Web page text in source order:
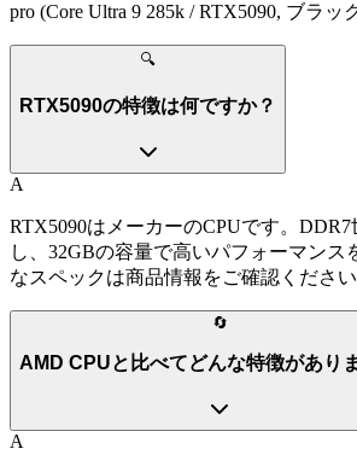
pro (Core Ultra 9 285k / RTX5090, ブラッ
🔍
RTX5090の特徴は何ですか？
A
RTX5090はメーカーのCPUです。
し、32GBの容量で高いパフォーマンス
なスペックは商品情報をご確認ください
🔄
AMD CPUと比べてどんな特徴があり
A